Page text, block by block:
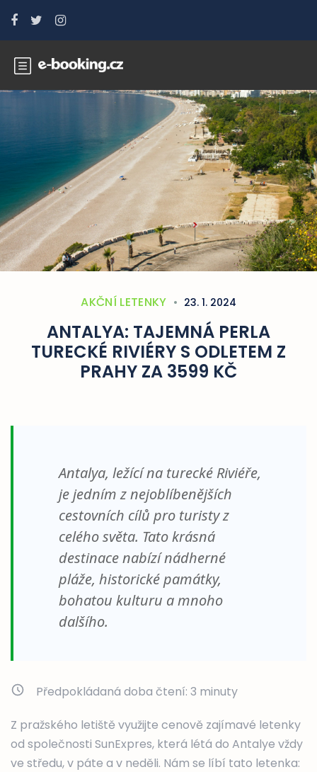
AKČNÍ LETENKY 23. 1. 2024
ANTALYA: TAJEMNÁ PERLA
TURECKÉ RIVIÉRY S ODLETEM Z
PRAHY ZA 3599 KČ
Antalya, ležící na turecké Riviéře,
je jedním z nejoblíbenějších
cestovních cílů pro turisty z
celého světa. Tato krásná
destinace nabízí nádherné
pláže, historické památky,
bohatou kulturu a mnoho
dalšího.
Předpokládaná doba čtení: 3 minuty
Z pražského letiště využijte cenově zajímavé letenky
od společnosti SunExpres, která létá do Antalye vždy
ve středu, v páte a v neděli. Nám se líbí tato letenka: